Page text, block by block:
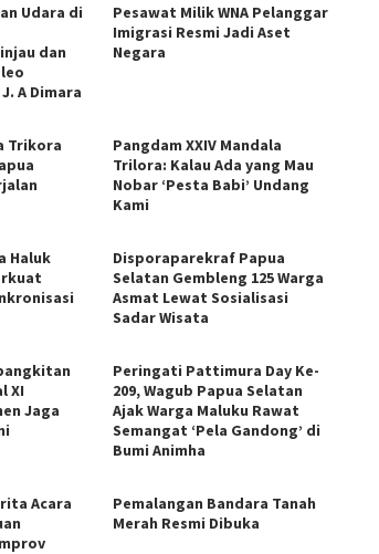
Udara di
dan
A Dimara
Pesawat Milik WNA Pelanggar
Imigrasi Resmi Jadi Aset
Negara
Trikora
​Pangdam XXIV Mandala
Trilora: Kalau Ada yang Mau
Nobar ‘Pesta Babi’ Undang
Kami
Haluk
Disporaparekraf Papua
Selatan Gembleng 125 Warga
Asmat Lewat Sosialisasi
Sadar Wisata
XI
Jaga
Peringati Pattimura Day Ke-
209, Wagub Papua Selatan
Ajak Warga Maluku Rawat
Semangat ‘Pela Gandong’ di
Bumi Animha
Acara
Pemalangan Bandara Tanah
Merah Resmi Dibuka